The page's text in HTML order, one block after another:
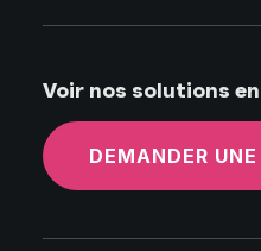
Voir nos solutions
DEMANDER